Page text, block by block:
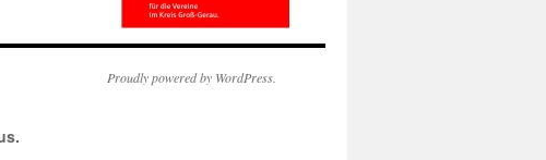
Proudly powered by WordPress.